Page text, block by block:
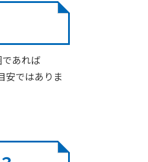
あれば
安ではありま